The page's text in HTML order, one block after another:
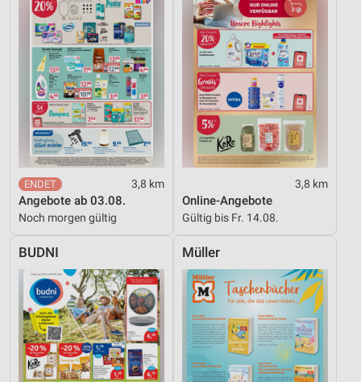
3,8 km
Angebote ab 03.08.
Noch morgen gültig
3,8 km
Online-Angebote
Gültig bis Fr. 14.08.
BUDNI Müller